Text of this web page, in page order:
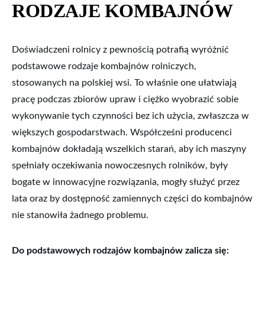
RODZAJE KOMBAJNÓW
Doświadczeni rolnicy z pewnością potrafią wyróżnić
podstawowe rodzaje kombajnów rolniczych,
stosowanych na polskiej wsi. To właśnie one ułatwiają
pracę podczas zbiorów upraw i ciężko wyobrazić sobie
wykonywanie tych czynności bez ich użycia, zwłaszcza w
większych gospodarstwach. Współcześni producenci
kombajnów dokładają wszelkich starań, aby ich maszyny
spełniały oczekiwania nowoczesnych rolników, były
bogate w innowacyjne rozwiązania, mogły służyć przez
lata oraz by dostępność zamiennych części do kombajnów
nie stanowiła żadnego problemu.
Do podstawowych rodzajów kombajnów zalicza się: